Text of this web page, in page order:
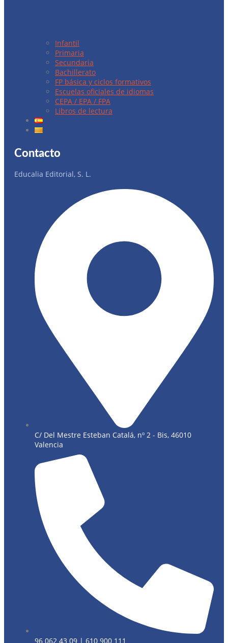
Infantil
Primaria
Secundaria
Bachillerato
FP básica y ciclos formativos
Escuelas oficiales de idiomas
CEPA / EPA / FPA
Libros de lectura
Contacto
Educalia Editorial, S. L.
C/ Del Mestre Esteban Catalá, nº 2 - Bis, 46010
Valencia
96 062 43 09 | 610 900 111